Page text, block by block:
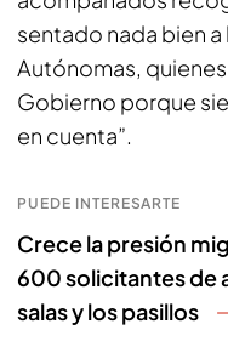
sentado nada bien
Autónomas,
Gobierno porque
en cuenta”.
PUEDE INTERESARTE
Crece la presión
600 solicitantes de
salas y los pasillos